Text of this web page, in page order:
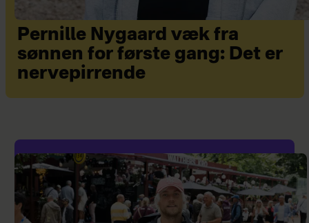
Pernille Nygaard væk fra
sønnen for første gang: Det er
nervepirrende